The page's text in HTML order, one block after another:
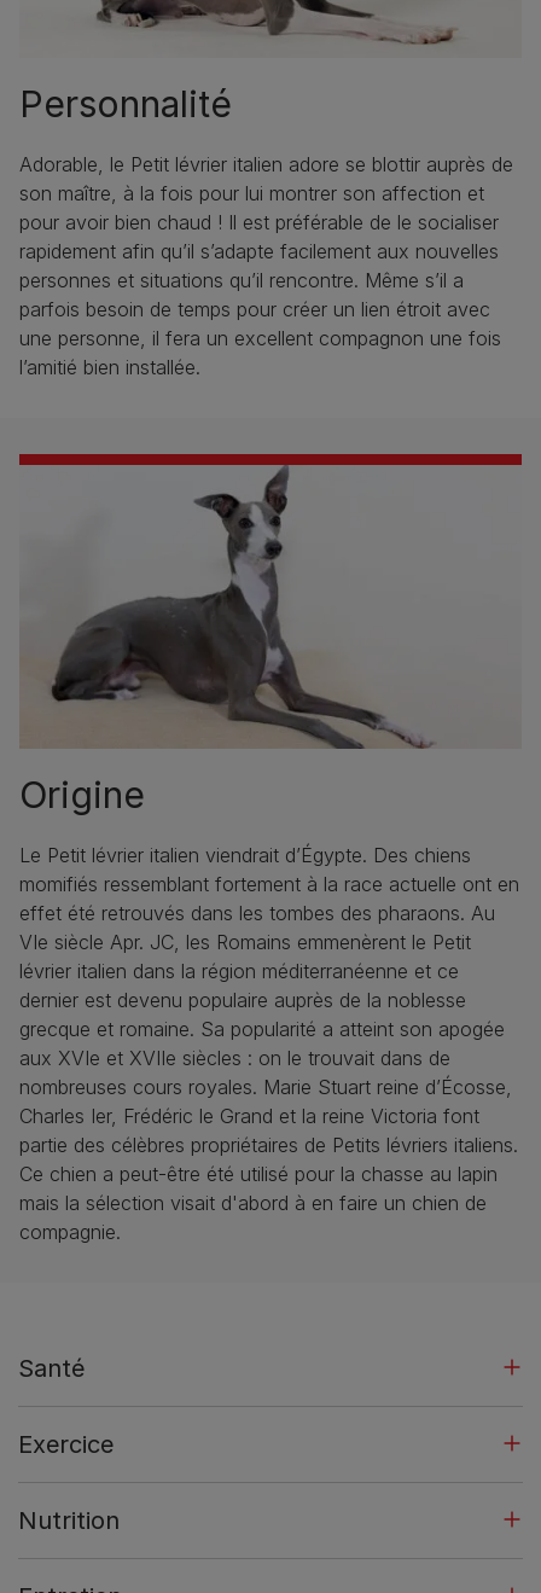
Personnalité
Adorable, le Petit lévrier italien adore se blottir auprès de
son maître, à la fois pour lui montrer son affection et
pour avoir bien chaud ! Il est préférable de le socialiser
rapidement afin qu’il s’adapte facilement aux nouvelles
personnes et situations qu’il rencontre. Même s’il a
parfois besoin de temps pour créer un lien étroit avec
une personne, il fera un excellent compagnon une fois
l’amitié bien installée.
Origine
Le Petit lévrier italien viendrait d’Égypte. Des chiens
momifiés ressemblant fortement à la race actuelle ont en
effet été retrouvés dans les tombes des pharaons. Au
VIe siècle Apr. JC, les Romains emmenèrent le Petit
lévrier italien dans la région méditerranéenne et ce
dernier est devenu populaire auprès de la noblesse
grecque et romaine. Sa popularité a atteint son apogée
aux XVIe et XVIIe siècles : on le trouvait dans de
nombreuses cours royales. Marie Stuart reine d’Écosse,
Charles Ier, Frédéric le Grand et la reine Victoria font
partie des célèbres propriétaires de Petits lévriers italiens.
Ce chien a peut-être été utilisé pour la chasse au lapin
mais la sélection visait d'abord à en faire un chien de
compagnie.
Santé
Exercice
Nutrition